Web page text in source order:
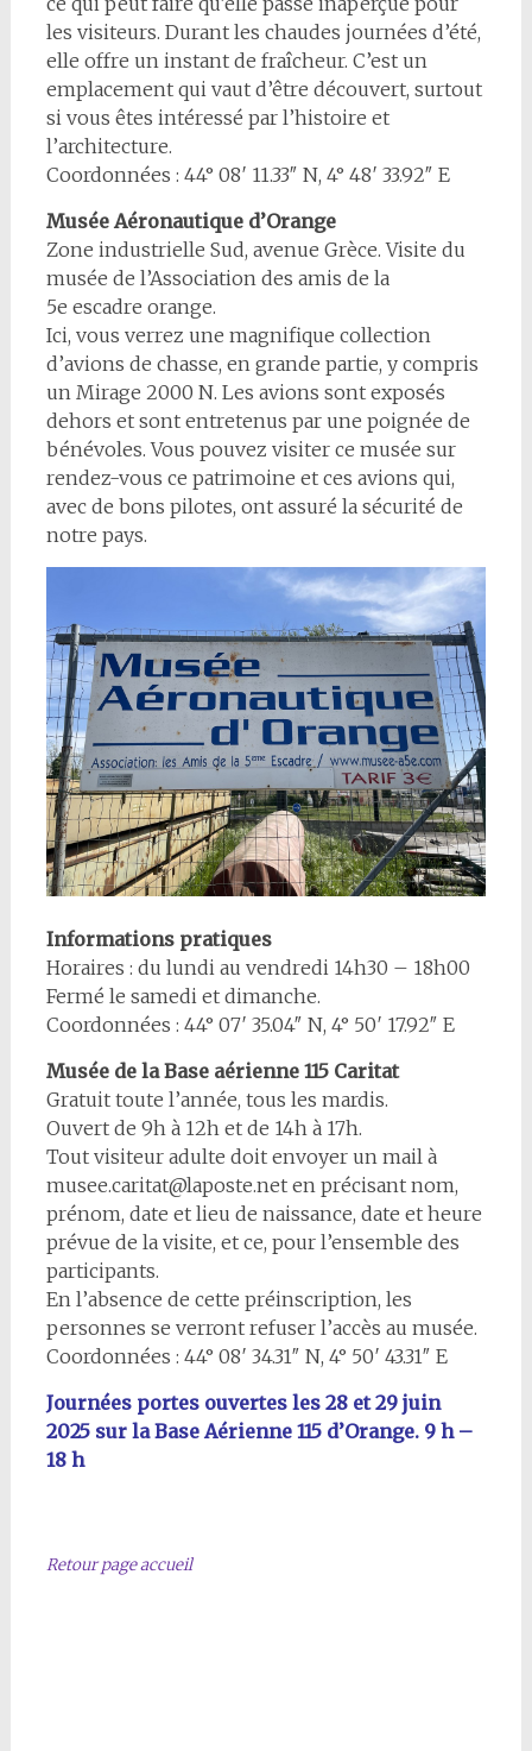
les visiteurs. Durant les chaudes journées d’été,
elle offre un instant de fraîcheur. C’est un
emplacement qui vaut d’être découvert, surtout
si vous êtes intéressé par l’histoire et
l’architecture.
Coordonnées : 44° 08′ 11.33″ N, 4° 48′ 33.92″ E
Musée Aéronautique d’Orange
Zone industrielle Sud, avenue Grèce. Visite du
musée de l’Association des amis de la
5e escadre orange.
Ici, vous verrez une magnifique collection
d’avions de chasse, en grande partie, y compris
un Mirage 2000 N. Les avions sont exposés
dehors et sont entretenus par une poignée de
bénévoles. Vous pouvez visiter ce musée sur
rendez-vous ce patrimoine et ces avions qui,
avec de bons pilotes, ont assuré la sécurité de
notre pays.
Informations pratiques
Horaires : du lundi au vendredi 14h30 – 18h00
Fermé le samedi et dimanche.
Coordonnées : 44° 07′ 35.04″ N, 4° 50′ 17.92″ E
Musée de la Base aérienne 115 Caritat
Gratuit toute l’année, tous les mardis.
Ouvert de 9h à 12h et de 14h à 17h.
Tout visiteur adulte doit envoyer un mail à
musee.caritat@laposte.net en précisant nom,
prénom, date et lieu de naissance, date et heure
prévue de la visite, et ce, pour l’ensemble des
participants.
En l’absence de cette préinscription, les
personnes se verront refuser l’accès au musée.
Coordonnées : 44° 08′ 34.31″ N, 4° 50′ 43.31″ E
Journées portes ouvertes les 28 et 29 juin
2025 sur la Base Aérienne 115 d’Orange. 9 h –
18 h
Retour page accueil